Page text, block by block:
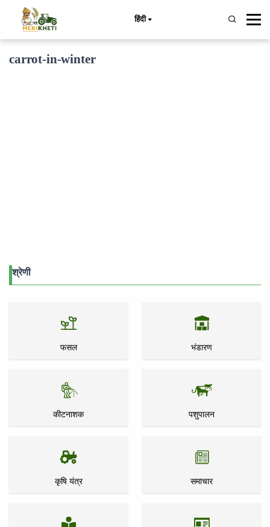
हिंदी
carrot-in-winter
श्रेणी
फसल भंडारण
कीटनाशक पशुपालन
कृषि यंत्र समाचार